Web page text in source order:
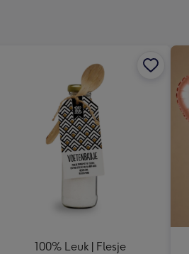
100% Leuk | Flesje